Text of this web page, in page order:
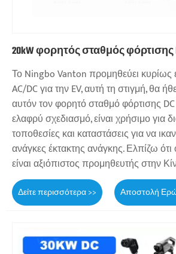
20kW φορητός σταθμός φόρτισης
Το Ningbo Vanton προμηθεύει κυρίως
AC/DC για την EV, αυτή τη στιγμή, θα
αυτόν τον φορητό σταθμό φόρτισης
ελαφρύ σχεδιασμό, είναι χρήσιμο για
τοποθεσίες και καταστάσεις για να
ανάγκες έκτακτης ανάγκης. Ελπίζω
είναι αξιόπιστος προμηθευτής στην
Δείτε περισσότερα >> Αποστολή